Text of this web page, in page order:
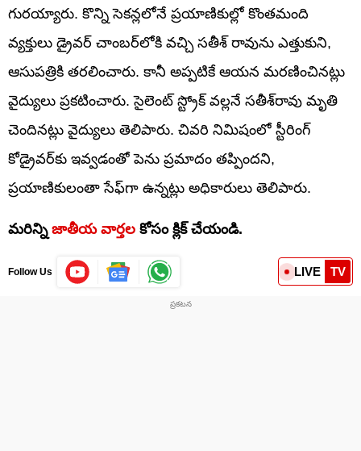
గురయ్యారు. కొన్ని సెకన్లలోనే ప్రయాణికుల్లో కొంతమంది
వ్యక్తులు డ్రైవర్ చాంబర్‌లోకి వచ్చి సతీశ్‌ రావును ఎత్తుకుని,
ఆసుపత్రికి తరలించారు. కానీ అప్పటికే ఆయన మరణించినట్లు
వైద్యులు ప్రకటించారు. సైలెంట్ స్ట్రోక్‌ వల్లనే సతీశ్‌రావు మృతి
చెందినట్లు వైద్యులు తెలిపారు. చివరి నిమిషంలో స్టీరింగ్‌
కోడ్రైవర్‌కు ఇవ్వడంతో పెను ప్రమాదం తప్పిందని,
ప్రయాణికులంతా సేఫ్‌గా ఉన్నట్లు అధికారులు తెలిపారు.
మరిన్ని జాతీయ వార్తల కోసం క్లిక్‌ చేయండి.
Follow Us LIVE TV